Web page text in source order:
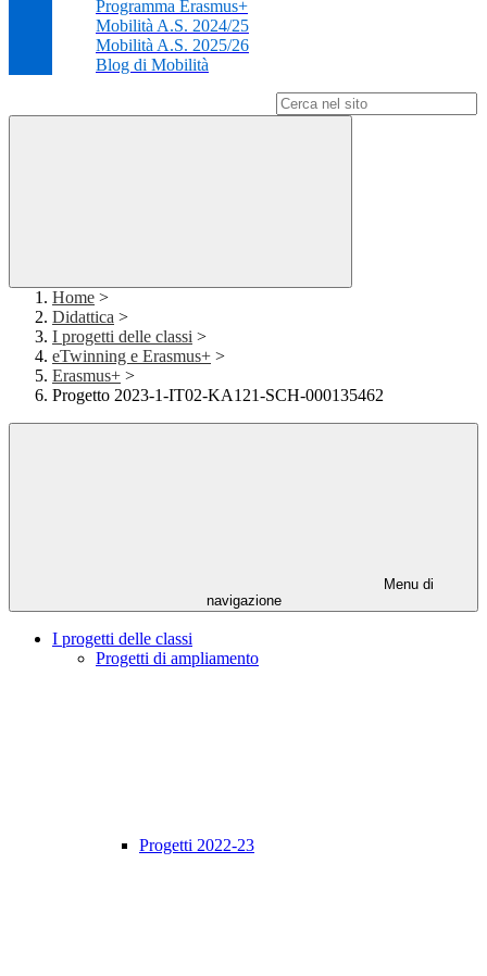
Programma Erasmus+
Mobilità A.S. 2024/25
Mobilità A.S. 2025/26
Blog di Mobilità
Home >
Didattica >
I progetti delle classi >
eTwinning e Erasmus+ >
Erasmus+ >
Progetto 2023-1-IT02-KA121-SCH-000135462
Menu di
navigazione
I progetti delle classi
Progetti di ampliamento
Progetti 2022-23